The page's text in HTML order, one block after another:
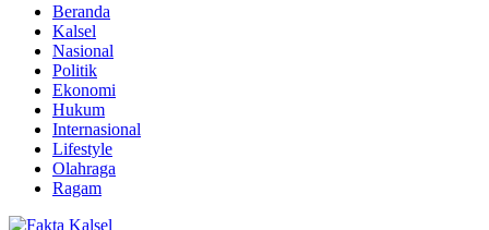
Beranda
Kalsel
Nasional
Politik
Ekonomi
Hukum
Internasional
Lifestyle
Olahraga
Ragam